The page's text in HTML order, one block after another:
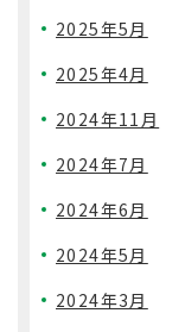
2025年5月
2025年4月
2024年11月
2024年7月
2024年6月
2024年5月
2024年3月